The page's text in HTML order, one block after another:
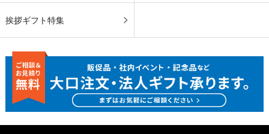
挨拶ギフト特集